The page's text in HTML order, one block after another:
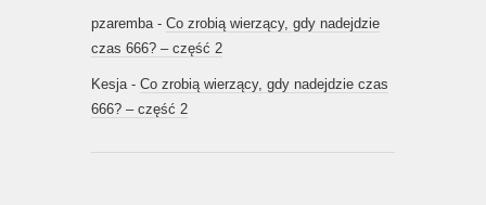
pzaremba - Co zrobią wierzący, gdy nadejdzie
czas 666? – część 2
Kesja - Co zrobią wierzący, gdy nadejdzie czas
666? – część 2